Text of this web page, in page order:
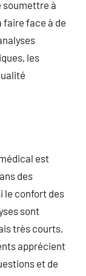
soumettre à
faire face à de
les
est
des
le confort des
sont
très courts,
apprécient
et de